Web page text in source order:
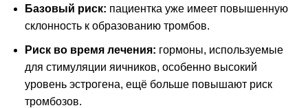
Базовый риск: пациентка уже имеет повышенную
склонность к образованию тромбов.
Риск во время лечения: гормоны, используемые
для стимуляции яичников, особенно высокий
уровень эстрогена, ещё больше повышают риск
тромбозов.